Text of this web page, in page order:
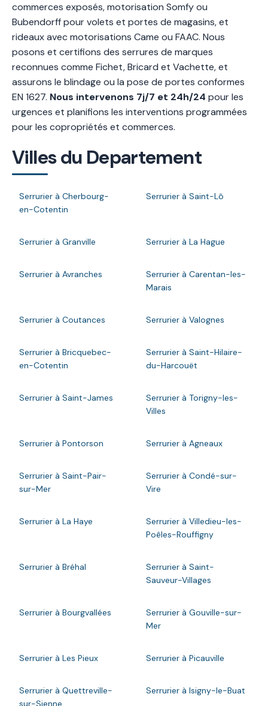
commerces exposés, motorisation Somfy ou
Bubendorff pour volets et portes de magasins, et
rideaux avec motorisations Came ou FAAC. Nous
posons et certifions des serrures de marques
reconnues comme Fichet, Bricard et Vachette, et
assurons le blindage ou la pose de portes conformes
EN 1627. Nous intervenons 7j/7 et 24h/24 pour les
urgences et planifions les interventions programmées
pour les copropriétés et commerces.
Villes du Departement
Serrurier à Cherbourg-
en-Cotentin
Serrurier à Saint-Lô
Serrurier à Granville Serrurier à La Hague
Serrurier à Avranches
Serrurier à Carentan-les-
Marais
Serrurier à Coutances Serrurier à Valognes
Serrurier à Bricquebec-
en-Cotentin
Serrurier à Saint-Hilaire-
du-Harcouët
Serrurier à Saint-James
Serrurier à Torigny-les-
Villes
Serrurier à Pontorson Serrurier à Agneaux
Serrurier à Saint-Pair-
sur-Mer
Serrurier à Condé-sur-
Vire
Serrurier à La Haye
Serrurier à Villedieu-les-
Poêles-Rouffigny
Serrurier à Bréhal
Serrurier à Saint-
Sauveur-Villages
Serrurier à Bourgvallées
Serrurier à Gouville-sur-
Mer
Serrurier à Les Pieux Serrurier à Picauville
Serrurier à Quettreville-
sur-Sienne
Serrurier à Isigny-le-Buat